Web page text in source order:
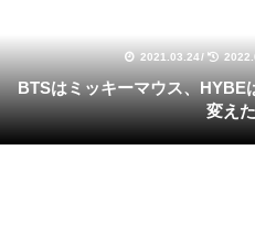
2021.03.24/
BTSはミッキーマウス、HYBEはディズニー、BigHitが社名を
変え